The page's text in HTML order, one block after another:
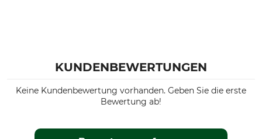
KUNDENBEWERTUNGEN
Keine Kundenbewertung vorhanden. Geben Sie die erste
Bewertung ab!